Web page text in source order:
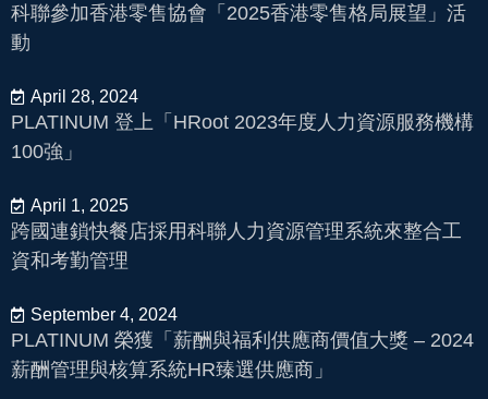
科聯參加香港零售協會「2025香港零售格局展望」活
動
April 28, 2024
PLATINUM 登上「HRoot 2023年度人力資源服務機構
100強」
April 1, 2025
跨國連鎖快餐店採用科聯人力資源管理系統來整合工
資和考勤管理
September 4, 2024
PLATINUM 榮獲「薪酬與福利供應商價值大獎 – 2024
薪酬管理與核算系統HR臻選供應商」